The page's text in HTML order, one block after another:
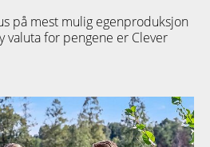
på mest mulig egenproduksjon
valuta for pengene er Clever